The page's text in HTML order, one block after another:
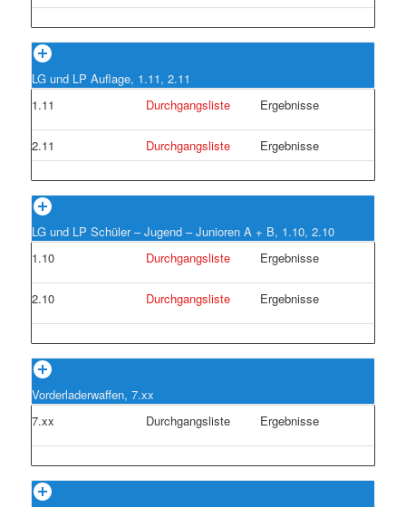
LG und LP Auflage, 1.11, 2.11
1.11
Durchgangsliste Ergebnisse
2.11 Durchgangsliste Ergebnisse
LG und LP Schüler – Jugend – Junioren A + B, 1.10, 2.10
1.10
Durchgangsliste Ergebnisse
2.10 Durchgangsliste Ergebnisse
Vorderladerwaffen, 7.xx
7.xx
Durchgangsliste Ergebnisse